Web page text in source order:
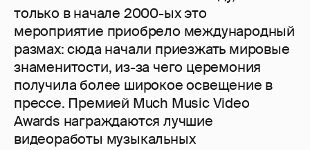
только в начале 2000-ых это
мероприятие приобрело международный
размах: сюда начали приезжать мировые
знаменитости, из-за чего церемония
получила более широкое освещение в
прессе. Премией Much Music Video
Awards награждаются лучшие
видеоработы музыкальных